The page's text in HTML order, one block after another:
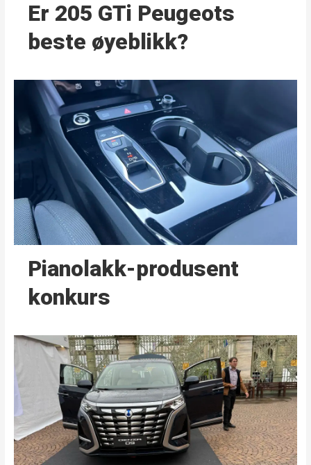
Er 205 GTi Peugeots
beste øyeblikk?
Pianolakk-produsent
konkurs